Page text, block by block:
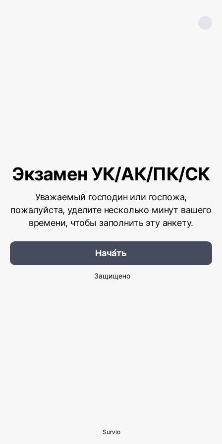
Экзамен УК/АК/ПК/СК
Уважаемый господин или госпожа,
пожалуйста, уделите несколько минут вашего
времени, чтобы заполнить эту анкету.
Нача́ть
Защищено
Survio